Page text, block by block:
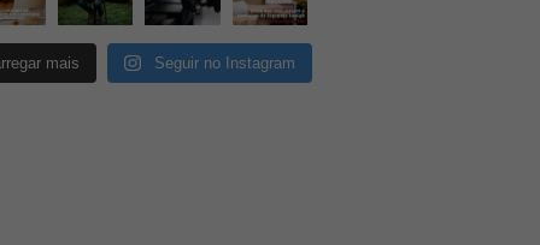
mais Seguir no Instagram